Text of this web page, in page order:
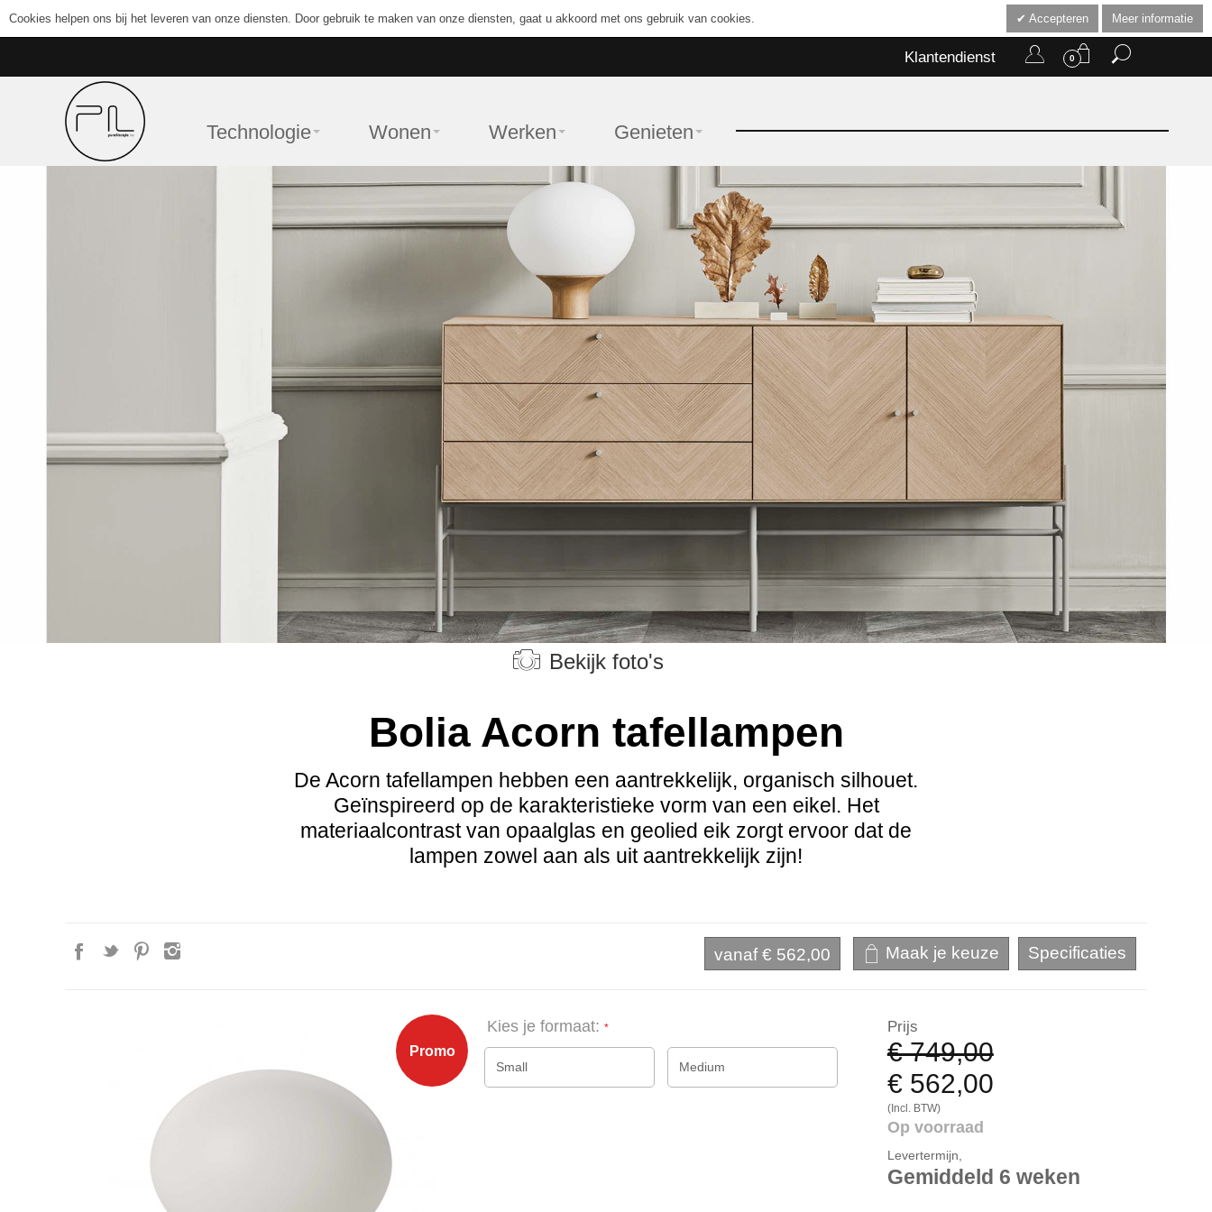
Cookies helpen ons bij het leveren van onze diensten. Door gebruik te maken van onze diensten, gaat u akkoord met ons gebruik van cookies. Accepteren Meer informatie
0
Klantendienst
Technologie Wonen Werken Genieten
Bekijk foto's
Bolia Acorn tafellampen
De Acorn tafellampen hebben een aantrekkelijk, organisch silhouet.
Geïnspireerd op de karakteristieke vorm van een eikel. Het
materiaalcontrast van opaalglas en geolied eik zorgt ervoor dat de
lampen zowel aan als uit aantrekkelijk zijn!
vanaf€ 562,00
Promo
Kies je formaat:
Small Medium
Prijs
€ 749,00
€ 562,00
(Incl. BTW)
Op voorraad
Levertermijn,
Gemiddeld 6 weken